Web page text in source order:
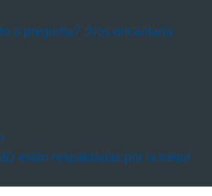
o pregunta? ¡Nos encantaría
están respaldadas por la mejor